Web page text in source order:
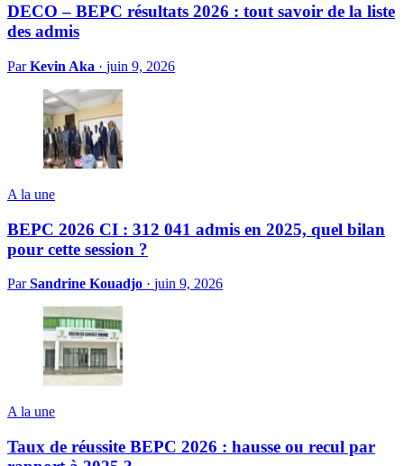
DECO – BEPC résultats 2026 : tout savoir de la liste
des admis
ParKevin Aka · juin 9, 2026
A la une
BEPC 2026 CI : 312 041 admis en 2025, quel bilan
pour cette session ?
ParSandrine Kouadjo · juin 9, 2026
A la une
Taux de réussite BEPC 2026 : hausse ou recul par